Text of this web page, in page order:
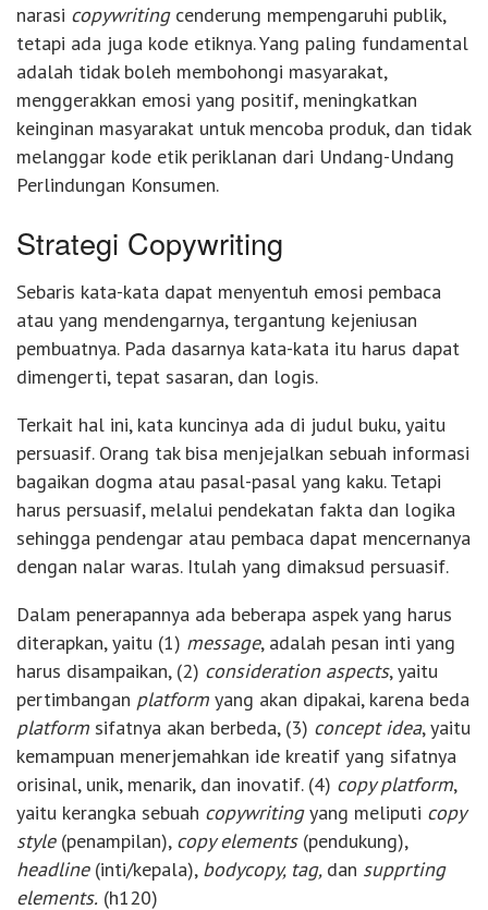
narasi copywritingcenderung mempengaruhi publik,
tetapi ada juga kode etiknya. Yang paling fundamental
adalah tidak boleh membohongi masyarakat,
menggerakkan emosi yang positif, meningkatkan
keinginan masyarakat untuk mencoba produk, dan tidak
melanggar kode etik periklanan dari Undang-Undang
Perlindungan Konsumen.
Strategi Copywriting
Sebaris kata-kata dapat menyentuh emosi pembaca
atau yang mendengarnya, tergantung kejeniusan
pembuatnya. Pada dasarnya kata-kata itu harus dapat
dimengerti, tepat sasaran, dan logis.
Terkait hal ini, kata kuncinya ada di judul buku, yaitu
persuasif. Orang tak bisa menjejalkan sebuah informasi
bagaikan dogma atau pasal-pasal yang kaku. Tetapi
harus persuasif, melalui pendekatan fakta dan logika
sehingga pendengar atau pembaca dapat mencernanya
dengan nalar waras. Itulah yang dimaksud persuasif.
Dalam penerapannya ada beberapa aspek yang harus
diterapkan, yaitu (1) message, adalah pesan inti yang
harus disampaikan, (2) consideration aspects, yaitu
pertimbangan platform yang akan dipakai, karena beda
platform sifatnya akan berbeda, (3) concept idea, yaitu
kemampuan menerjemahkan ide kreatif yang sifatnya
orisinal, unik, menarik, dan inovatif. (4) copy platform,
yaitu kerangka sebuah copywritingyang meliputi copy
style(penampilan), copy elements(pendukung),
headline(inti/kepala), bodycopy, tag, dan supprting
elements. (h120)